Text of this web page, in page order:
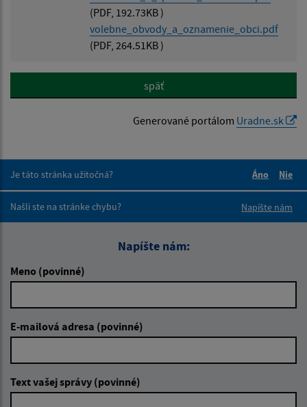
(PDF, 192.73KB )
volebne_obvody_a_oznamenie_obci.pdf
(PDF, 264.51KB )
späť
Generované portálom Uradne.sk
Je táto stránka užitočná?
Áno
Nie
Našli ste na stránke chybu?
Napíšte nám
Napíšte nám:
Meno (povinné)
E-mailová adresa (povinné)
Text vašej správy (povinné)